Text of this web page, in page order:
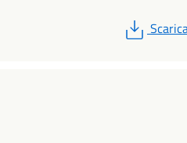
PDF